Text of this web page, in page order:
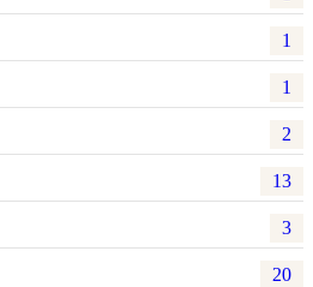
1
1
2
13
3
20